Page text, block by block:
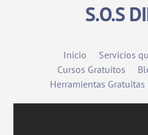
S.O.S
Inicio
Servicios
Cursos Gratuitos
Herramientas